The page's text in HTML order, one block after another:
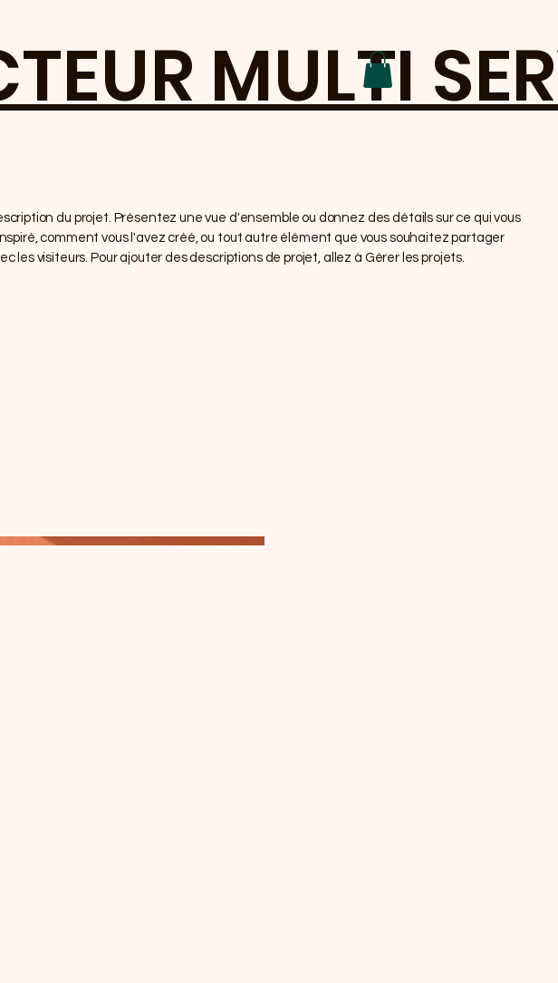
MULTI
du projet. Présentez une vue d'ensemble ou donnez des détails sur ce qui vous
comment vous l'avez créé, ou tout autre élément que vous souhaitez partager
les visiteurs. Pour ajouter des descriptions de projet, allez à Gérer les projets.